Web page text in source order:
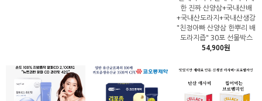
한 진짜 산양삼+국내산배
+국내산도라지+국내산생강
"친정아빠 산양삼 한뿌리 배
도라지즙" 30포 선물박스
54,900원